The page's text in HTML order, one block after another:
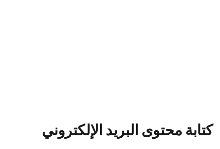
كتابة محتوى البريد الإلكتروني